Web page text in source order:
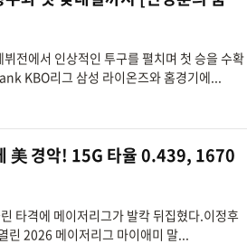
전에서 인상적인 투구를 펼치며 첫 승을 수확
KBO리그 삼성 라이온즈와 홈경기에...
美 경악! 15G 타율 0.439, 1670
타격에 메이저리그가 발칵 뒤집혔다.이정후
린 2026 메이저리그 마이애미 말...